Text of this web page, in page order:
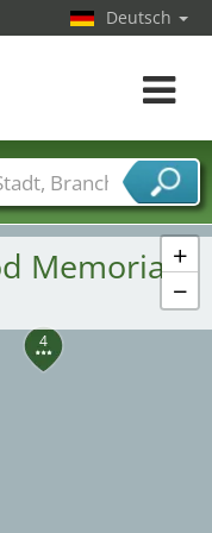
4
+
−
Memorial
Deutsch
Toggle
Branchen